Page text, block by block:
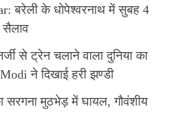
बरेली के धोपेश्वरनाथ में सुबह 4
से ट्रेन चलाने वाला दुनिया का
ने दिखाई हरी झण्डी
सरगना मुठभेड़ में घायल, गौवंशीय